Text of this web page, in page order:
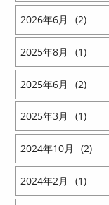
2026 6 2
2025 8 1
2025 6 2
2025 3 1
2024 10 2
2024 2 1